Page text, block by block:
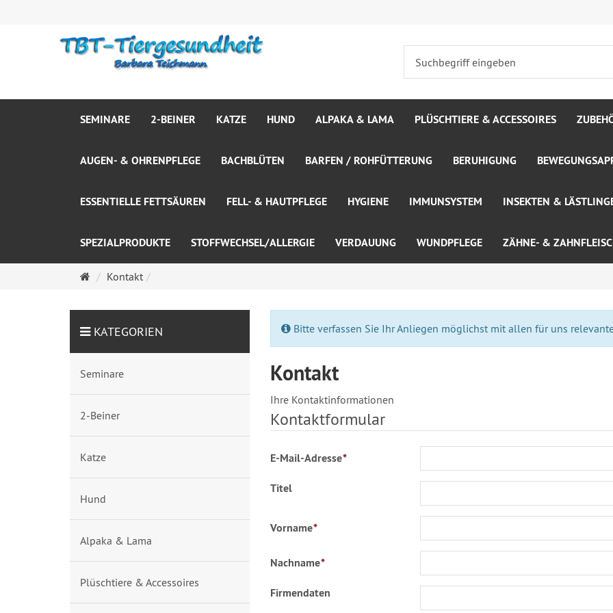
SEMINARE 2-BEINER KATZE HUND ALPAKA & LAMA PLÜSCHTIERE & ACCESSOIRES
AUGEN- & OHRENPFLEGE BACHBLÜTEN BARFEN / ROHFÜTTERUNG BERUHIGUNG
ESSENTIELLE FETTSÄUREN FELL- & HAUTPFLEGE HYGIENE IMMUNSYSTEM INSEKTEN &
SPEZIALPRODUKTE STOFFWECHSEL/ALLERGIE VERDAUUNG WUNDPFLEGE ZÄHNE- &
Startseite
Kontakt
Bitte verfassen Sie Ihr Anliegen möglichst mit allen für uns
Kontakt
Ihre Kontaktinformationen
Kontaktformular
E-Mail-Adresse*
Titel
Vorname*
Nachname*
Firmendaten
KATEGORIEN
Seminare
2-Beiner
Katze
Hund
Alpaka & Lama
Plüschtiere & Accessoires